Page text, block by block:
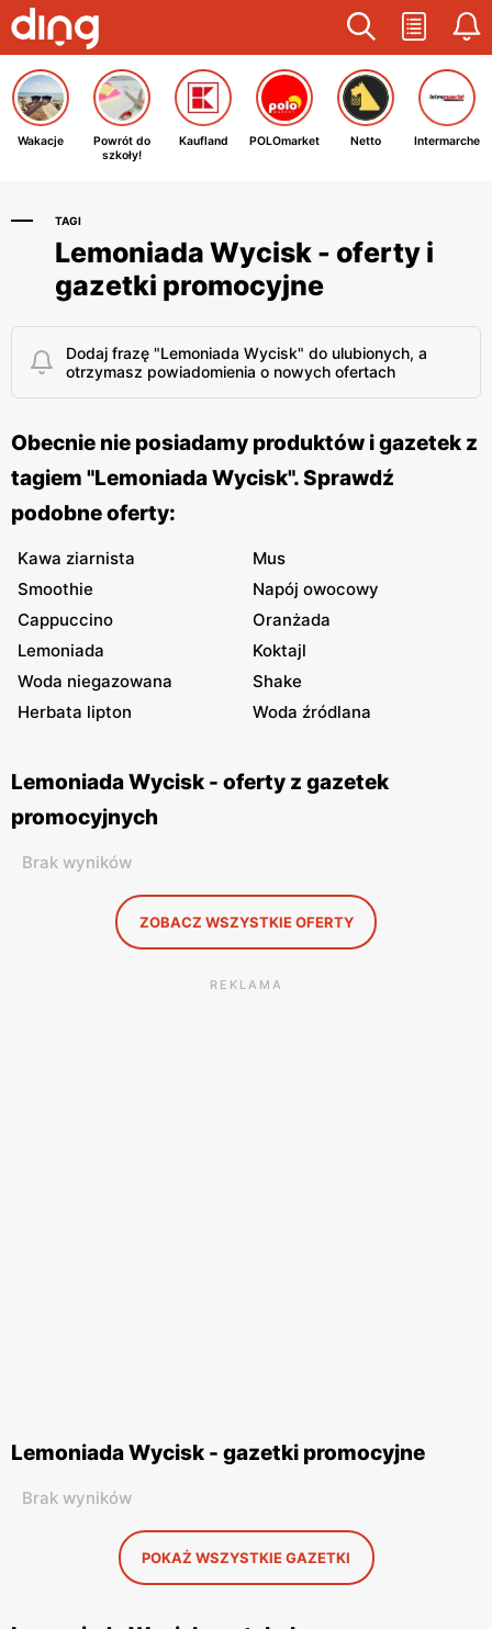
Wakacje
Powrót do
szkoły!
Kaufland POLOmarket Netto Intermarche
TAGI
Lemoniada Wycisk - oferty i
gazetki promocyjne
Dodaj frazę "Lemoniada Wycisk" do ulubionych, a
otrzymasz powiadomienia o nowych ofertach
Obecnie nie posiadamy produktów i gazetek z
tagiem "Lemoniada Wycisk". Sprawdź
podobne oferty:
Kawa ziarnista
Mus
Smoothie
Napój owocowy
Cappuccino
Oranżada
Lemoniada
Koktajl
Woda niegazowana
Shake
Herbata lipton
Woda źródlana
Lemoniada Wycisk - oferty z gazetek
promocyjnych
Brak wyników
ZOBACZ WSZYSTKIE OFERTY
REKLAMA
Lemoniada Wycisk - gazetki promocyjne
Brak wyników
POKAŻ WSZYSTKIE GAZETKI